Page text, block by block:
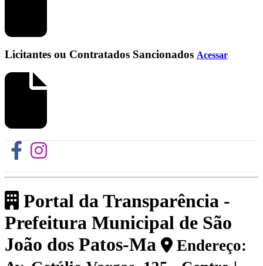
Licitantes ou Contratados Sancionados Acessar
Portal da Transparência -
Prefeitura Municipal de São
João dos Patos-Ma
Endereço: